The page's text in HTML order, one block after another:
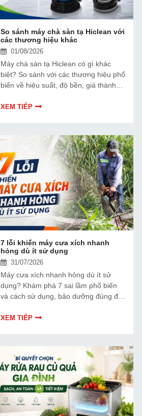
So sánh máy chà sàn tạ Hiclean với
các thương hiệu khác
01/08/2026
Máy chà sàn tạ Hiclean có gì khác
biệt? So sánh với các thương hiệu phổ
biến về hiệu suất, độ bền, giá thành
bị phù hợp.
XEM TIẾP
7 lỗi khiến máy cưa xích nhanh
hỏng dù ít sử dụng
31/07/2026
Máy cưa xích nhanh hỏng dù ít sử
dụng? Khám phá 7 sai lầm phổ biến
và cách sử dụng, bảo dưỡng đúng để
chữa.
XEM TIẾP